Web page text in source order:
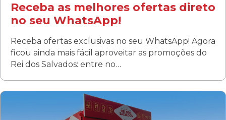
Fanny
Rua Albino Beatriz, 100 - Fanny, Curitiba –PR
Receba as melhores ofertas direto
no seu WhatsApp!
Receba ofertas exclusivas no seu WhatsApp! Agora
ficou ainda mais fácil aproveitar as promoções do
Rei dos Salvados: entre no…